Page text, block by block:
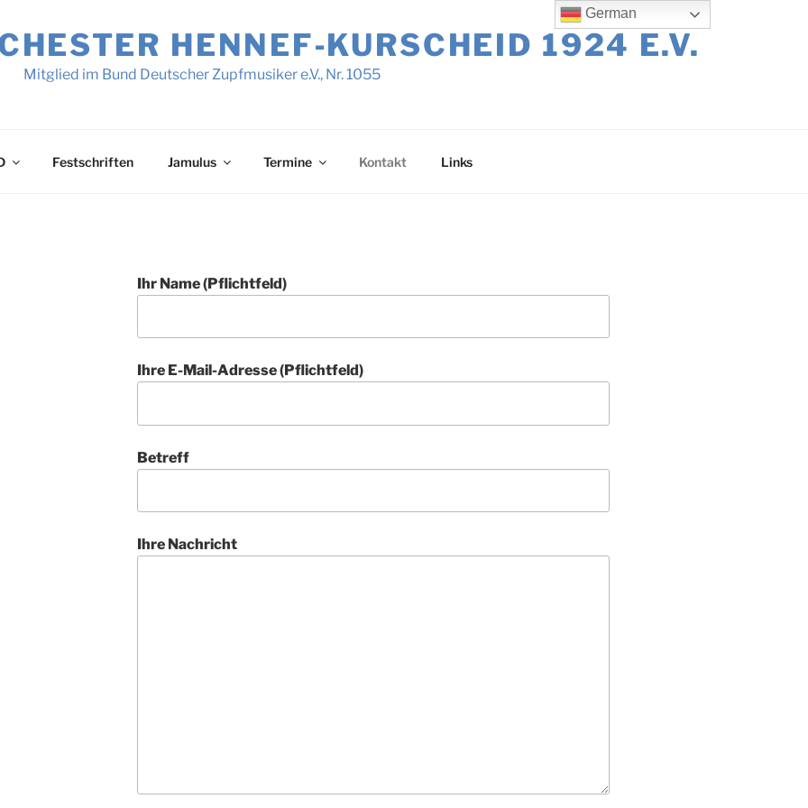
HENNEF‑KURSCHEID 1924 E.V.
Mitglied im Bund Deutscher Zupfmusiker e.V., Nr. 1055
Festschriften Jamulus Termine Kontakt Links
Ihr Name (Pflichtfeld)
Ihre E-Mail-Adresse (Pflichtfeld)
Betreff
Ihre Nachricht
German